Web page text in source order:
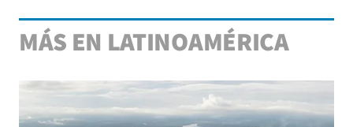
MÁS EN LATINOAMÉRICA